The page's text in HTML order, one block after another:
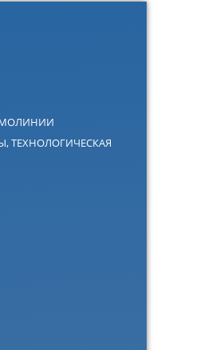
ТЕХНОЛОГИЧЕСКАЯ